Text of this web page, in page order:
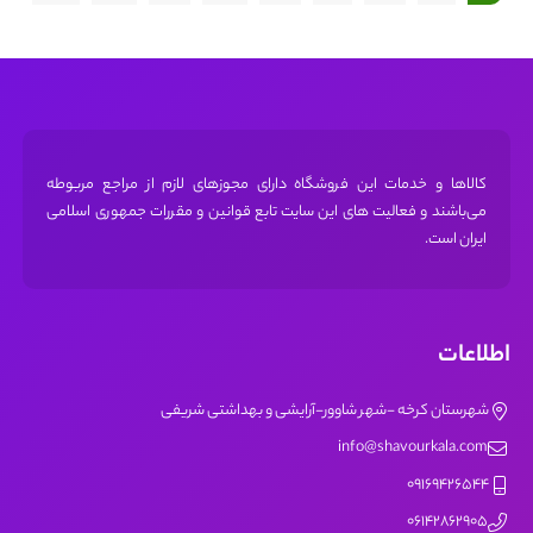
کالاها و خدمات این فروشگاه دارای مجوز‌های لازم از مراجع مربوطه
می‌باشند و فعالیت های این سایت تابع قوانین و مقررات جمهوری اسلامی
ایران است.
اطلاعات
شهرستان کرخه -شهر شاوور-آرایشی و بهداشتی شریفی
info@shavourkala.com
09169426544
06142862905